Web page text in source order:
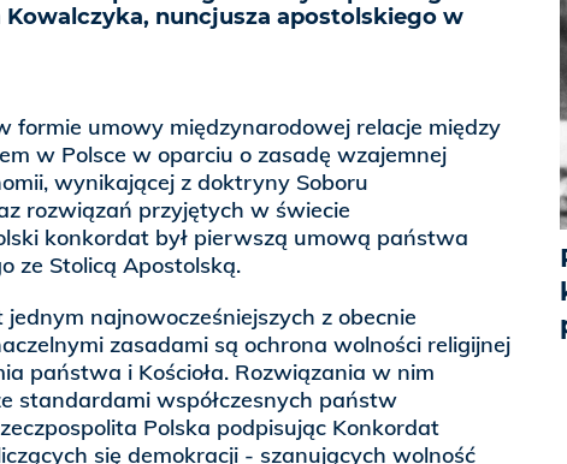
Kowalczyka, nuncjusza apostolskiego w
formie umowy międzynarodowej relacje między
w Polsce w oparciu o zasadę wzajemnej
wynikającej z doktryny Soboru
rozwiązań przyjętych w świecie
konkordat był pierwszą umową państwa
ze Stolicą Apostolską.
najnowocześniejszych z obecnie
zasadami są ochrona wolności religijnej
państwa i Kościoła. Rozwiązania w nim
standardami współczesnych państw
Polska podpisując Konkordat
się demokracji - szanujących wolność